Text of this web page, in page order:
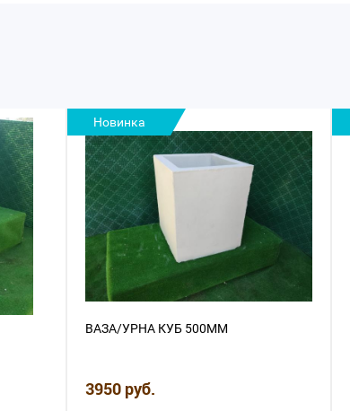
ВАЗА/УРНА КУБ 500ММ
3950 руб.
Новинка